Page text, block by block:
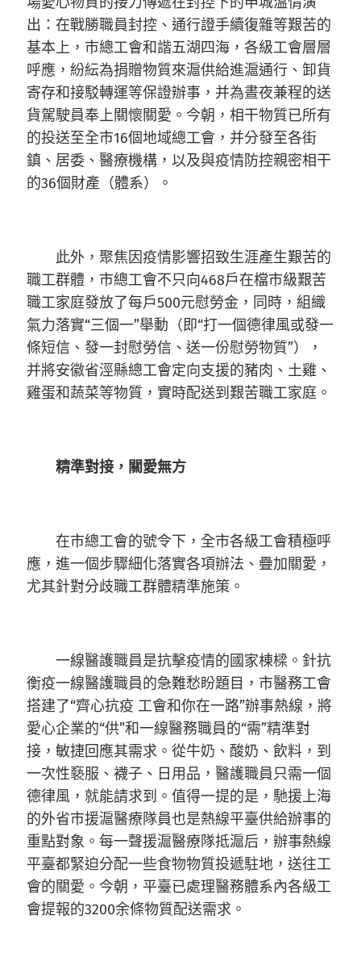
出：在戰勝職員封控、通行證手續復雜等艱苦的
基本上，市總工會和諧五湖四海，各級工會層層
呼應，紛紜為捐贈物質來滬供給進滬通行、卸貨
寄存和接駁轉運等保證辦事，并為晝夜兼程的送
貨駕駛員奉上關懷關愛。今朝，相干物質已所有
的投送至全市16個地域總工會，并分發至各街
鎮、居委、醫療機構，以及與疫情防控親密相干
的36個財產（體系）。
此外，聚焦因疫情影響招致生涯產生艱苦的
職工群體，市總工會不只向468戶在檔市級艱苦
職工家庭發放了每戶500元慰勞金，同時，組織
氣力落實“三個一”舉動（即“打一個德律風或發一
條短信、發一封慰勞信、送一份慰勞物質”），
并將安徽省涇縣總工會定向支援的豬肉、土雞、
雞蛋和蔬菜等物質，實時配送到艱苦職工家庭。
精準對接，關愛無方
在市總工會的號令下，全市各級工會積極呼
應，進一個步驟細化落實各項辦法、疊加關愛，
尤其針對分歧職工群體精準施策。
一線醫護職員是抗擊疫情的國家棟樑。針抗
衡疫一線醫護職員的急難愁盼題目，市醫務工會
搭建了“齊心抗疫 工會和你在一路”辦事熱線，將
愛心企業的“供”和一線醫務職員的“需”精準對
接，敏捷回應其需求。從牛奶、酸奶、飲料，到
一次性褻服、襪子、日用品，醫護職員只需一個
德律風，就能請求到。值得一提的是，馳援上海
的外省市援滬醫療隊員也是熱線平臺供給辦事的
重點對象。每一聲援滬醫療隊抵滬后，辦事熱線
平臺都緊迫分配一些食物物質投遞駐地，送往工
會的關愛。今朝，平臺已處理醫務體系內各級工
會提報的3200余條物質配送需求。